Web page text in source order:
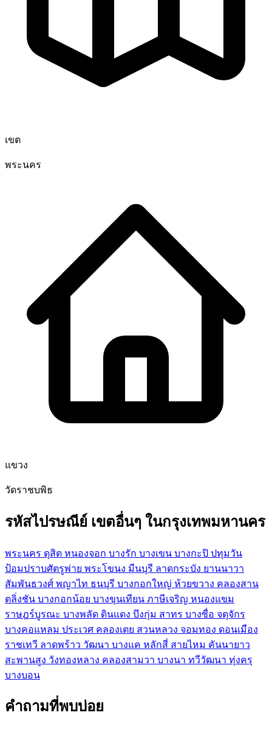
เขต
พระนคร
แขวง
วัดราชบพิธ
รหัสไปรษณีย์ เขตอื่นๆ ในกรุงเทพมหานคร
พระนคร ดุสิต หนองจอก บางรัก บางเขน บางกะปิ ปทุมวัน
ป้อมปราบศัตรูพ่าย พระโขนง มีนบุรี ลาดกระบัง ยานนาวา
สัมพันธวงศ์ พญาไท ธนบุรี บางกอกใหญ่ ห้วยขวาง คลองสาน
ตลิ่งชัน บางกอกน้อย บางขุนเทียน ภาษีเจริญ หนองแขม
ราษฎร์บูรณะ บางพลัด ดินแดง บึงกุ่ม สาทร บางซื่อ จตุจักร
บางคอแหลม ประเวศ คลองเตย สวนหลวง จอมทอง ดอนเมือง
ราชเทวี ลาดพร้าว วัฒนา บางแค หลักสี่ สายไหม คันนายาว
สะพานสูง วังทองหลาง คลองสามวา บางนา ทวีวัฒนา ทุ่งครุ
บางบอน
คำถามที่พบบ่อย